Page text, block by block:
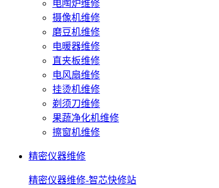
电陶炉维修
摄像机维修
磨豆机维修
电暖器维修
直夹板维修
电风扇维修
挂烫机维修
剃须刀维修
果蔬净化机维修
擦窗机维修
精密仪器维修
精密仪器维修-智芯快修站